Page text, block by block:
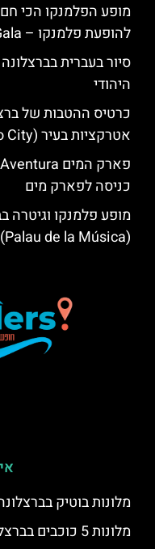
מופע הפלמנקו הכי
להופעת פלמנקו – Gran Gala
סיור בעברית
היהודי
כרטיס ההטבות של
אטרקציות בעיר (Go City)
כניסה לפארק מים
מופע פלמנקו וגיטרה
(Palau de la Música)
מלונות בוטיק
מלונות 5 כוכבים בברצלונה – בתי מלון יוקרתיים